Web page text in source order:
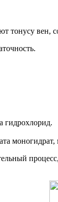
тонусу
гидрохлорид.
моногидрат,